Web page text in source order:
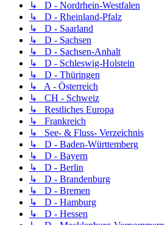
↳ D - Nordrhein-Westfalen
↳ D - Rheinland-Pfalz
↳ D - Saarland
↳ D - Sachsen
↳ D - Sachsen-Anhalt
↳ D - Schleswig-Holstein
↳ D - Thüringen
↳ A - Österreich
↳ CH - Schweiz
↳ Restliches Europa
↳ Frankreich
↳ See- & Fluss- Verzeichnis
↳ D - Baden-Württemberg
↳ D - Bayern
↳ D - Berlin
↳ D - Brandenburg
↳ D - Bremen
↳ D - Hamburg
↳ D - Hessen